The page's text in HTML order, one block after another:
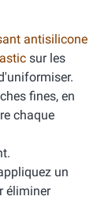
antisilicone
sur les
fines, en
chaque
un
éliminer